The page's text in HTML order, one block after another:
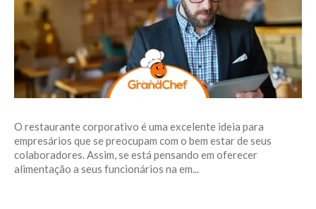
O restaurante corporativo é uma excelente ideia para
empresários que se preocupam com o bem estar de seus
colaboradores. Assim, se está pensando em oferecer
alimentação a seus funcionários na em...